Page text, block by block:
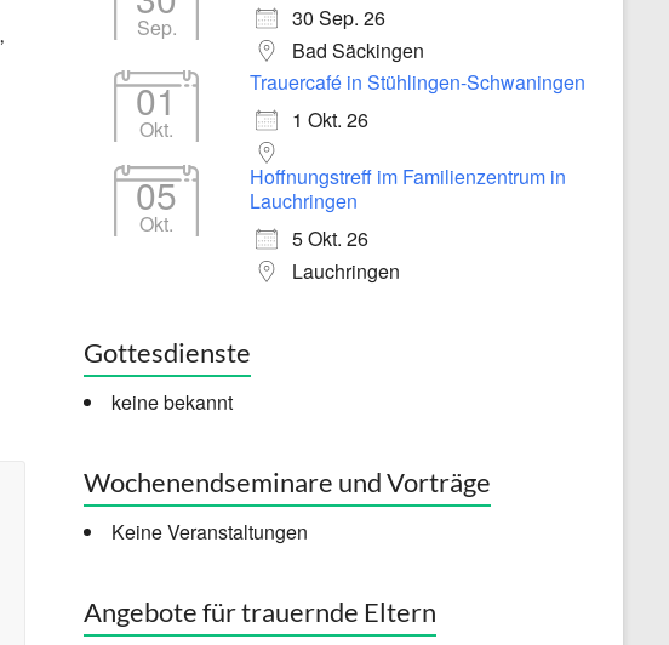
Sep.
30 Sep. 26
Bad Säckingen
01
Okt.
Trauercafé in Stühlingen-Schwaningen
1 Okt. 26
05
Okt.
Hoffnungstreff im Familienzentrum in
Lauchringen
5 Okt. 26
Lauchringen
Gottesdienste
keine bekannt
Wochenendseminare und Vorträge
Keine Veranstaltungen
Angebote für trauernde Eltern